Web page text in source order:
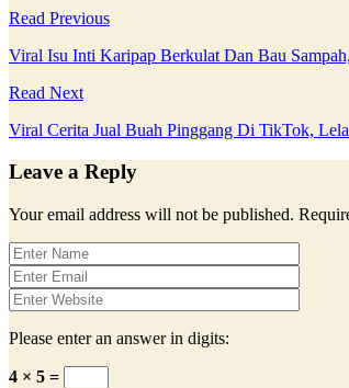
Read Previous
Viral Isu Inti Karipap Berkulat Dan Bau
Read Next
Viral Cerita Jual Buah Pinggang Di TikTok,
Leave a Reply
Your email address will not be published.
Please enter an answer in digits:
4 × 5 =